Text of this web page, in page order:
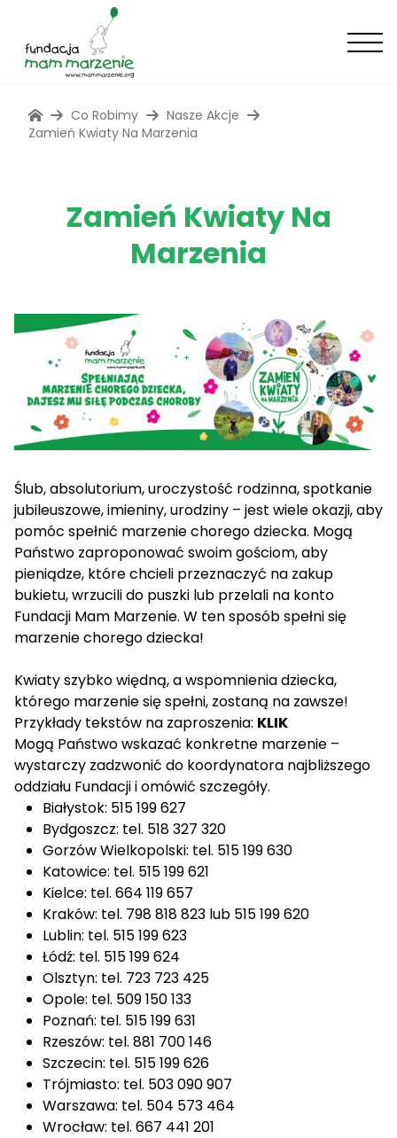
Co Robimy
Nasze Akcje
Zamień Kwiaty Na Marzenia
Zamień Kwiaty Na
Marzenia
Ślub, absolutorium, uroczystość rodzinna, spotkanie
jubileuszowe, imieniny, urodziny – jest wiele okazji, aby
pomóc spełnić marzenie chorego dziecka. Mogą
Państwo zaproponować swoim gościom, aby
pieniądze, które chcieli przeznaczyć na zakup
bukietu, wrzucili do puszki lub przelali na konto
Fundacji Mam Marzenie. W ten sposób spełni się
marzenie chorego dziecka!
Kwiaty szybko więdną, a wspomnienia dziecka,
którego marzenie się spełni, zostaną na zawsze!
Przykłady tekstów na zaproszenia: KLIK
Mogą Państwo wskazać konkretne marzenie –
wystarczy zadzwonić do koordynatora najbliższego
oddziału Fundacji i omówić szczegóły.
Białystok: 515 199 627
Bydgoszcz: tel. 518 327 320
Gorzów Wielkopolski: tel. 515 199 630
Katowice: tel. 515 199 621
Kielce: tel. 664 119 657
Kraków: tel. 798 818 823 lub 515 199 620
Lublin: tel. 515 199 623
Łódź: tel. 515 199 624
Olsztyn: tel. 723 723 425
Opole: tel. 509 150 133
Poznań: tel. 515 199 631
Rzeszów: tel. 881 700 146
Szczecin: tel. 515 199 626
Trójmiasto: tel. 503 090 907
Warszawa: tel. 504 573 464
Wrocław: tel. 667 441 201